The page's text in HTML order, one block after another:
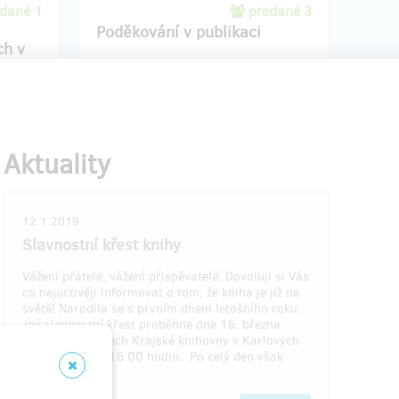
1
v
je též
predané 3
Poděkování v publikaci
v hodnotě příspěvku. Odměna bude
doručena do dvou týdnů od vydání, které
Doručenia odmeny: na adresu, do pol
248,04 €
( 6 000 Kč)
Aktuality
12.1.2019
Slavnostní křest knihy
Vážení přátelé, vážení přispěvatelé. Dovoluji si Vás
co nejuctivěji informovat o tom, že kniha je již na
světě! Narodila se s prvním dnem letošního roku.
Její slavnostní křest proběhne dne 16. března
2019 v prostorech Krajské knihovny v Karlových
Varech a to od 16.00 hodin. Po celý den však
bude…